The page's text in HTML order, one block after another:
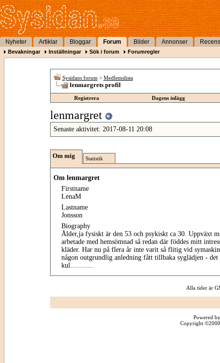
Nyheter Artiklar Bloggar Forum Bilder Annonser
Bevakningar Inställningar Sök i forum Forumregler
Sysidans forum > Medlemslista
lenmargrets profil
Registrera Dagens inlägg
lenmargret
Senaste aktivitet: 2017-08-11 20:08
Om mig Statistik
Om lenmargret
Firstname
LenaM
Lastname
Jonsson
Biography
Ålder,ja fysiskt är den 53 och psykiskt ca 30. Uppväxt
arbetade med hemsömnad så redan där föddes mitt
kläder. Har nu på flera år inte varit så flitig vid
någon outgrundlig anledning fått tillbaka syglädjen - det
kul............
Alla tider är
Powered
Copyright